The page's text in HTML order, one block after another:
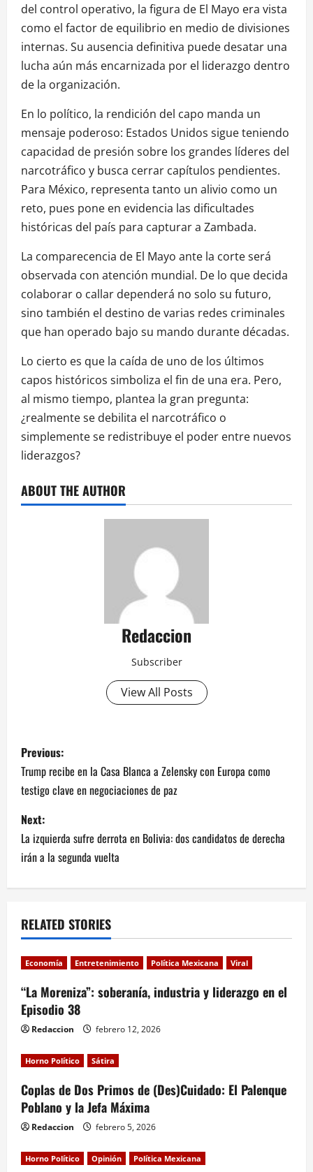
del control operativo, la figura de El Mayo era vista
como el factor de equilibrio en medio de divisiones
internas. Su ausencia definitiva puede desatar una
lucha aún más encarnizada por el liderazgo dentro
de la organización.
En lo político, la rendición del capo manda un
mensaje poderoso: Estados Unidos sigue teniendo
capacidad de presión sobre los grandes líderes del
narcotráfico y busca cerrar capítulos pendientes.
Para México, representa tanto un alivio como un
reto, pues pone en evidencia las dificultades
históricas del país para capturar a Zambada.
La comparecencia de El Mayo ante la corte será
observada con atención mundial. De lo que decida
colaborar o callar dependerá no solo su futuro,
sino también el destino de varias redes criminales
que han operado bajo su mando durante décadas.
Lo cierto es que la caída de uno de los últimos
capos históricos simboliza el fin de una era. Pero,
al mismo tiempo, plantea la gran pregunta:
¿realmente se debilita el narcotráfico o
simplemente se redistribuye el poder entre nuevos
liderazgos?
ABOUT THE AUTHOR
Redaccion
Subscriber
View All Posts
P
o
s
t
n
a
v
i
g
a
t
i
o
n
Previous:
Trump recibe en la Casa Blanca a Zelensky con Europa como
testigo clave en negociaciones de paz
Next:
La izquierda sufre derrota en Bolivia: dos candidatos de derecha
irán a la segunda vuelta
RELATED STORIES
Economía Entretenimiento Política Mexicana Viral
“La Moreniza”: soberanía, industria y liderazgo en el
Episodio 38
Redaccion febrero 12, 2026
Horno Político Sátira
Coplas de Dos Primos de (Des)Cuidado: El Palenque
Poblano y la Jefa Máxima
Redaccion febrero 5, 2026
Horno Político Opinión Política Mexicana